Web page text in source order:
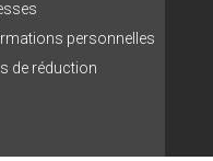
personnelles
de réduction